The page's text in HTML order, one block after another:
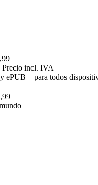
Precio incl. IVA
ePUB – para todos